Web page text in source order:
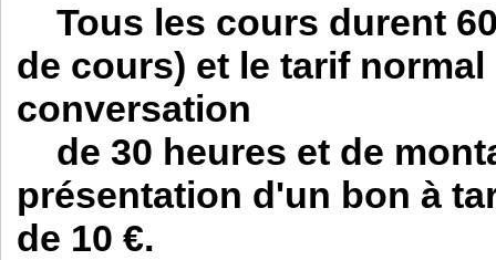
Tous les cours durent
de cours) et le tarif normal
conversation
de 30 heures et de
présentation d'un bon à
de 10 €.